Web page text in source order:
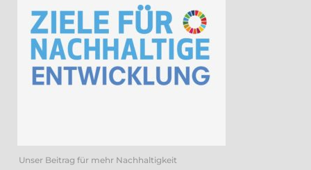
Unser Beitrag für mehr Nachhaltigkeit